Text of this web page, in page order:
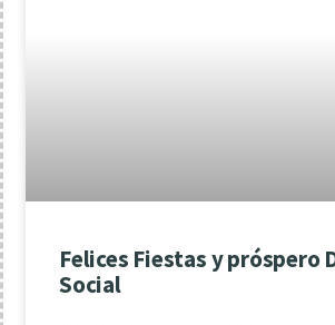
Felices Fiestas y próspero
Social